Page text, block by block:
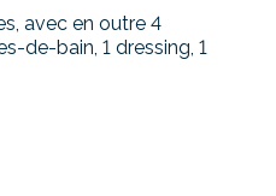
avec en outre 4
de-bain, 1 dressing, 1